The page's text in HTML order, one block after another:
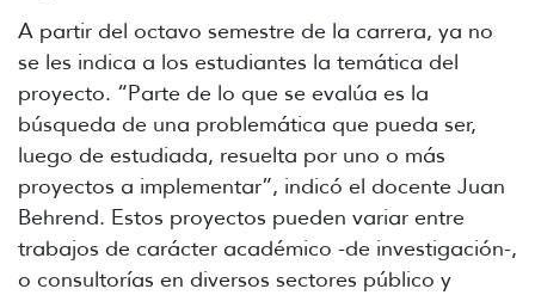
A partir del octavo semestre de la carrera, ya no
se les indica a los estudiantes la temática del
proyecto. “Parte de lo que se evalúa es la
búsqueda de una problemática que pueda ser,
luego de estudiada, resuelta por uno o más
proyectos a implementar”, indicó el docente Juan
Behrend. Estos proyectos pueden variar entre
trabajos de carácter académico -de investigación-,
o consultorías en diversos sectores público y